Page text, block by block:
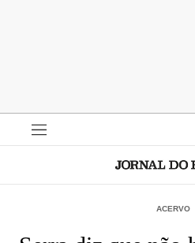
ACERVO